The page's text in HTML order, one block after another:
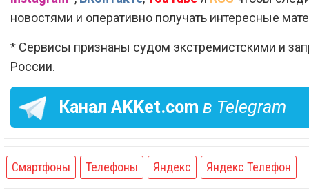
новостями и оперативно получать интересные
* Сервисы признаны судом экстремистскими и
России.
Канал AKKet.com в Telegram
Смартфоны Телефоны Яндекс Яндекс Телефон